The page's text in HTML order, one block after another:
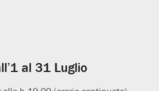
al 31 Luglio